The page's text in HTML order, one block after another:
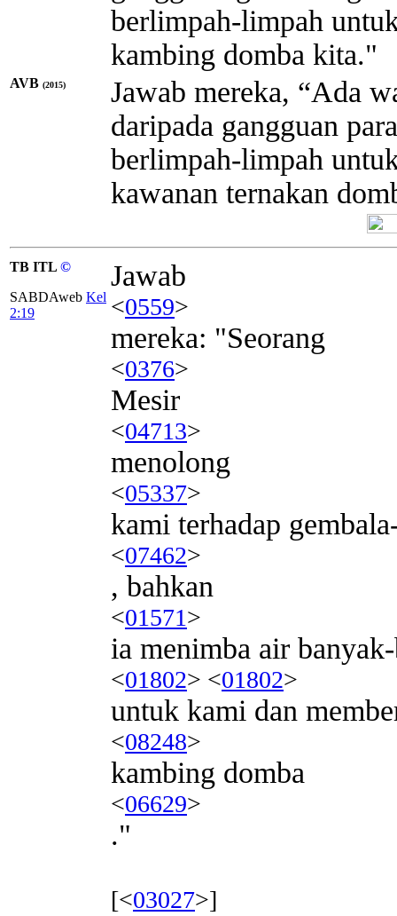
berlimpah-limpah
kambing domba kita."
AVB (2015)
Jawab mereka, “Ada
daripada gangguan
berlimpah-limpah
kawanan ternakan
TB ITL ©
SABDAweb Kel
2:19
Jawab
<0559>
mereka: "Seorang
<0376>
Mesir
<04713>
menolong
<05337>
kami terhadap
<07462>
, bahkan
<01571>
ia menimba air
<01802> <01802>
untuk kami dan
<08248>
kambing domba
<06629>
."
[<03027>]